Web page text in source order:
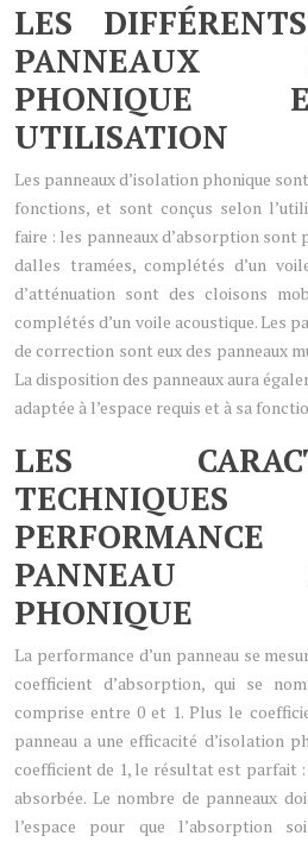
LES
PANNEAUX
PHONIQUE
UTILISATION
Les panneaux d’isolation phonique
fonctions, et sont conçus selon
faire : les panneaux d’absorption
dalles tramées, complétés d’un
d’atténuation sont des cloisons
complétés d’un voile acoustique. Les
de correction sont eux des panneaux
La disposition des panneaux aura
adaptée à l’espace requis et à sa
LES
PANNEAU
PHONIQUE
La performance d’un panneau se
coefficient d’absorption, qui se
comprise entre 0 et 1. Plus le
panneau a une efficacité d’isolation
coefficient de 1, le résultat est parfait :
absorbée. Le nombre de panneaux
l’espace pour que l’absorption